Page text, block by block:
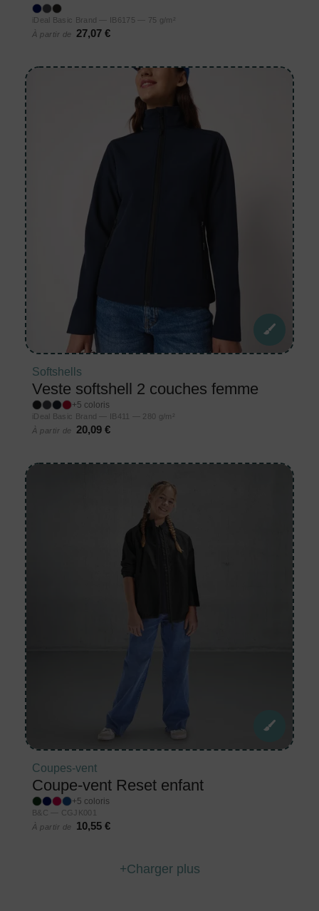
iDeal Basic Brand — IB6175 — 75 g/m²
À partir de
27,07 €
Softshells
Veste softshell 2 couches femme
+5 coloris
iDeal Basic Brand — IB411 — 280 g/m²
À partir de
20,09 €
Coupes-vent
Coupe-vent Reset enfant
+5 coloris
B&C — CGJK001
À partir de
10,55 €
Charger plus